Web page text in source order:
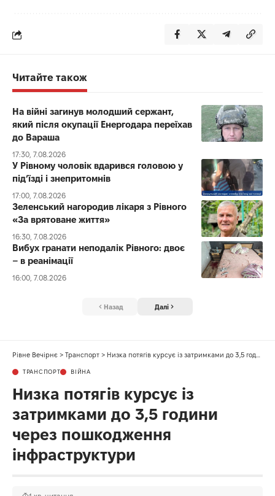
Читайте також
На війні загинув молодший сержант,
який після окупації Енергодара переїхав
до Вараша
17:30, 7.08.2026
У Рівному чоловік вдарився головою у
під’їзді і знепритомнів
17:00, 7.08.2026
Зеленський нагородив лікаря з Рівного
«За врятоване життя»
16:30, 7.08.2026
Вибух гранати неподалік Рівного: двоє
– в реанімації
16:00, 7.08.2026
Назад Далі
Рівне Вечірнє > Транспорт > Низка потягів курсує із затримками до 3,5 години через пошкодження інфраструктури
ТРАНСПОРТ ВІЙНА
Низка потягів курсує із
затримками до 3,5 години
через пошкодження
інфраструктури